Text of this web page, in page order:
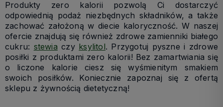
Produkty zero kalorii pozwolą Ci dostarczyć
odpowiednią podaż niezbędnych składników, a także
zachować założoną w diecie kaloryczność. W naszej
ofercie znajdują się również zdrowe zamienniki białego
cukru: stewia czy ksylitol. Przygotuj pyszne i zdrowe
posiłki z produktami zero kalorii! Bez zamartwiania się
o liczone kalorie ciesz się wyśmienitym smakiem
swoich posiłków. Koniecznie zapoznaj się z ofertą
sklepu z żywnością dietetyczną!